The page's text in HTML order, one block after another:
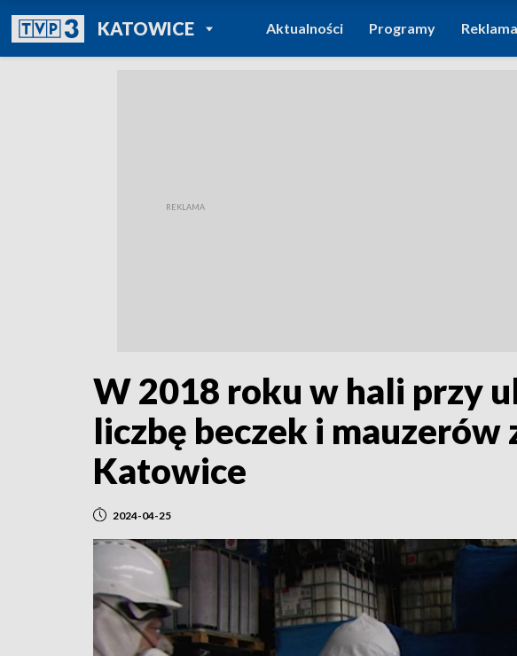
KATOWICEPOWRÓT DO
TVP REGIONY
Aktualności Programy Reklama
W 2018 roku w hali przy
liczbę beczek i mauzerów
Katowice
2024-04-25